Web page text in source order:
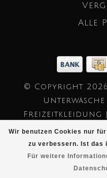
Wir benutzen Cookies nur
zu verbessern. Ist das
Für weitere
Alle
© Copyright
Unterwäsche
Freizeitkleidung
Powered by